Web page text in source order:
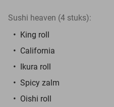
Sushi heaven (4 stuks):
King roll
California
Ikura roll
Spicy zalm
Oishi roll